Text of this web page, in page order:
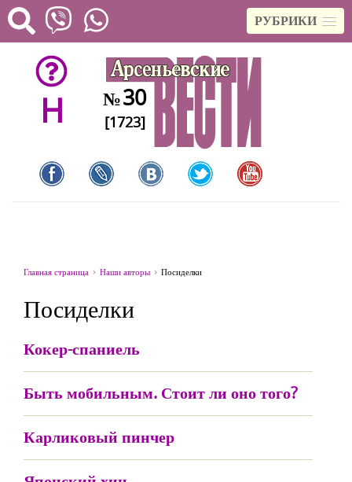
РУБРИКИ
H №30
[1723]
Главная страница Наши авторы Посиделки
Посиделки
Кокер-спаниель
Быть мобильным. Стоит ли оно того?
Карликовый пинчер